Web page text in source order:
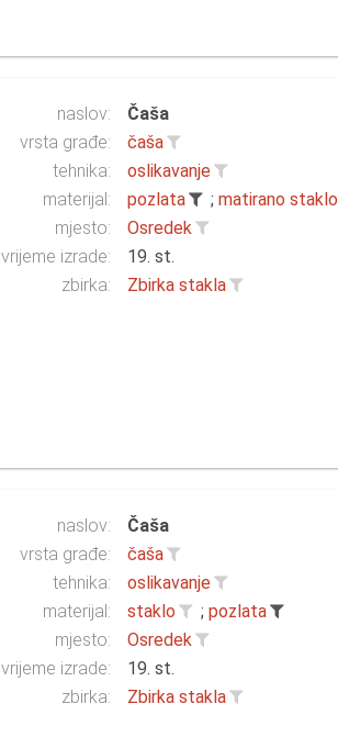
naslov:
Čaša
vrsta građe:
čaša
tehnika:
oslikavanje
materijal:
pozlata ; matirano staklo
mjesto:
Osredek
vrijeme izrade:
19. st.
zbirka:
Zbirka stakla
naslov:
Čaša
vrsta građe:
čaša
tehnika:
oslikavanje
materijal:
staklo ; pozlata
mjesto:
Osredek
vrijeme izrade:
19. st.
zbirka:
Zbirka stakla